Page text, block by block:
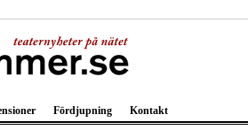
Fördjupning Kontakt